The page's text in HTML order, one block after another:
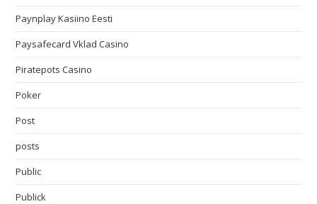
Paynplay Kasiino Eesti
Paysafecard Vklad Casino
Piratepots Casino
Poker
Post
posts
Public
Publick